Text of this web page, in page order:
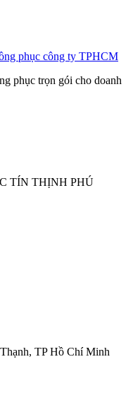
phục trọn gói cho doanh
TÍN THỊNH PHÚ
TP Hồ Chí Minh